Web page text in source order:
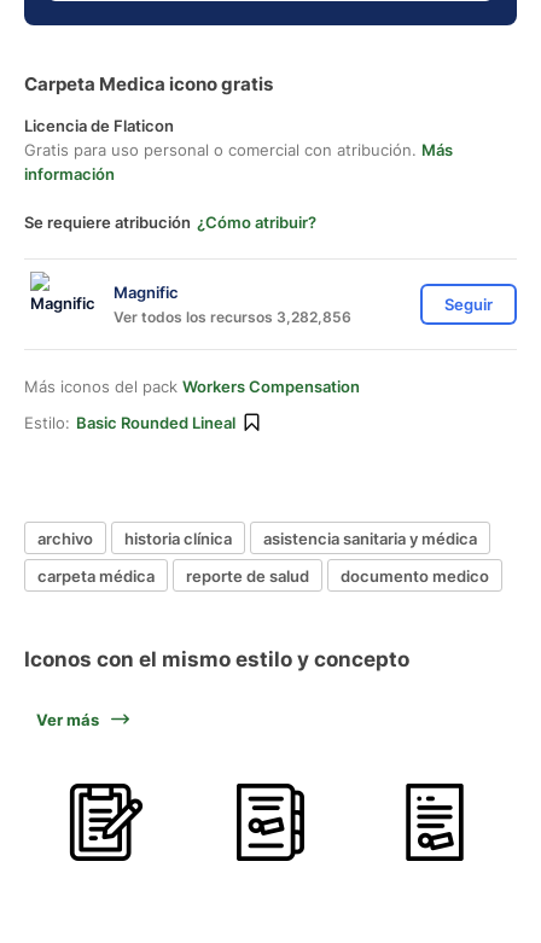
Carpeta Medica icono gratis
Licencia de Flaticon
Gratis para uso personal o comercial con atribución. Más
información
Se requiere atribución ¿Cómo atribuir?
Magnific
Ver todos los recursos 3,282,856
Seguir
Más iconos del pack Workers Compensation
Estilo: Basic Rounded Lineal
archivo historia clínica
asistencia sanitaria y médica
carpeta médica
reporte de salud documento medico
Iconos con el mismo estilo y concepto
Ver más